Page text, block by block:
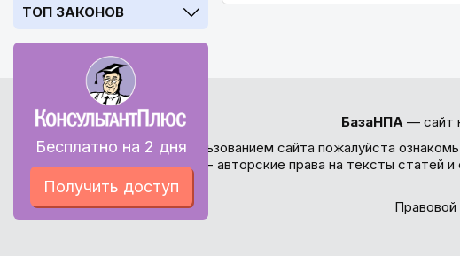
ТОП ЗАКОНОВ
Бесплатно на 2 дня
Получить доступ
БазаНПА— сайт
Перед использованием сайта пожалуйста
внимание - авторские права на тексты статей
Правовой